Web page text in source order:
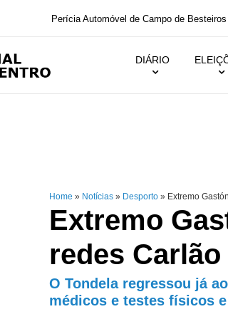
Perícia Automóvel de Campo de Besteiros integra
DIÁRIO
Home » Notícias » Desporto » Extremo
Extremo
redes
O Tondela regressou já
médicos e testes físicos